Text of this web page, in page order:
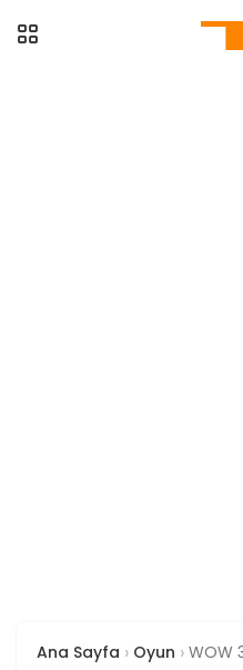
Ana Sayfa Oyun